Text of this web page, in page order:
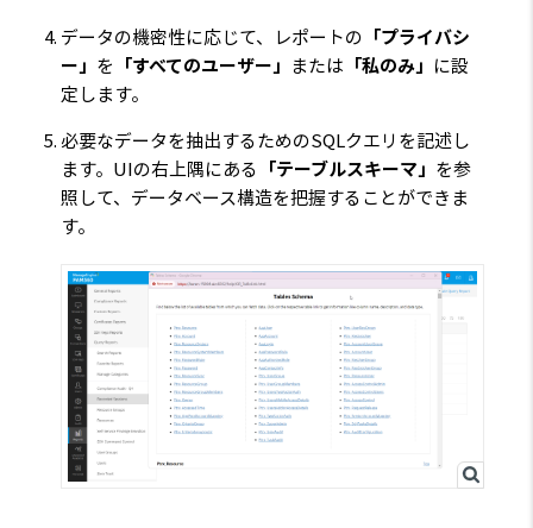
データの機密性に応じて、レポートの 「プライバシ
ー」 を 「すべてのユーザー」 または 「私のみ」 に設
定します。
必要なデータを抽出するためのSQLクエリを記述し
ます。UIの右上隅にある 「テーブルスキーマ」 を参
照して、データベース構造を把握することができま
す。